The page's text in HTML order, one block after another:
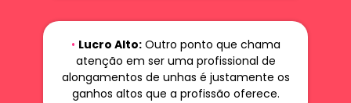
• Lucro Alto:Outro ponto que chama
atenção em ser uma profissional de
alongamentos de unhas é justamente os
ganhos altos que a profissão oferece.